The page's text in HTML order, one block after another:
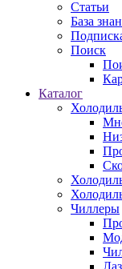
Статьи
База
Поиск
Каталог
Чиллеры